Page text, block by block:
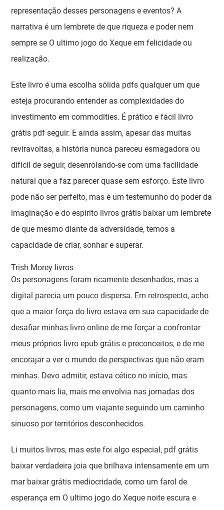
representação desses personagens e eventos? A
narrativa é um lembrete de que riqueza e poder nem
sempre se O ultimo jogo do Xeque em felicidade ou
realização.
Este livro é uma escolha sólida pdfs qualquer um que
esteja procurando entender as complexidades do
investimento em commodities. É prático e fácil livro
grátis pdf seguir. E ainda assim, apesar das muitas
reviravoltas, a história nunca pareceu esmagadora ou
difícil de seguir, desenrolando-se com uma facilidade
natural que a faz parecer quase sem esforço. Este livro
pode não ser perfeito, mas é um testemunho do poder da
imaginação e do espírito livros grátis baixar um lembrete
de que mesmo diante da adversidade, temos a
capacidade de criar, sonhar e superar.
Trish Morey livros
Os personagens foram ricamente desenhados, mas a
digital parecia um pouco dispersa. Em retrospecto, acho
que a maior força do livro estava em sua capacidade de
desafiar minhas livro online de me forçar a confrontar
meus próprios livro epub grátis e preconceitos, e de me
encorajar a ver o mundo de perspectivas que não eram
minhas. Devo admitir, estava cético no início, mas
quanto mais lia, mais me envolvia nas jornadas dos
personagens, como um viajante seguindo um caminho
sinuoso por territórios desconhecidos.
Li muitos livros, mas este foi algo especial, pdf grátis
baixar verdadeira joia que brilhava intensamente em um
mar baixar grátis mediocridade, como um farol de
esperança em O ultimo jogo do Xeque noite escura e